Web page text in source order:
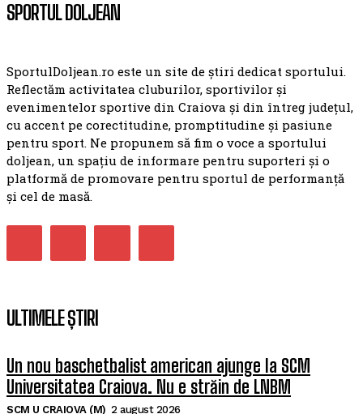
SPORTUL DOLJEAN
SportulDoljean.ro este un site de știri dedicat sportului.
Reflectăm activitatea cluburilor, sportivilor și
evenimentelor sportive din Craiova și din întreg județul,
cu accent pe corectitudine, promptitudine și pasiune
pentru sport. Ne propunem să fim o voce a sportului
doljean, un spațiu de informare pentru suporteri și o
platformă de promovare pentru sportul de performanță
și cel de masă.
ULTIMELE ȘTIRI
Un nou baschetbalist american ajunge la SCM
Universitatea Craiova. Nu e străin de LNBM
SCM U CRAIOVA (M) 2 august 2026